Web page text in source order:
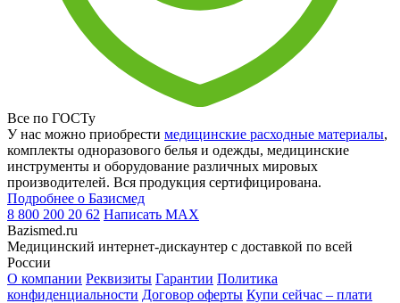
Все по ГОСТу
У нас можно приобрести медицинские расходные материалы,
комплекты одноразового белья и одежды, медицинские
инструменты и оборудование различных мировых
производителей. Вся продукция сертифицирована.
Подробнее о Базисмед
8 800 200 20 62 Написать MAX
Bazismed.ru
Медицинский интернет-дискаунтер с доставкой по всей
России
О компании Реквизиты Гарантии Политика
конфиденциальности Договор оферты Купи сейчас – плати